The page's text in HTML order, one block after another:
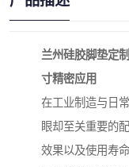
兰州硅胶脚垫定
寸精密应用
在工业制造与日
眼却至关重要的
效果以及使用寿